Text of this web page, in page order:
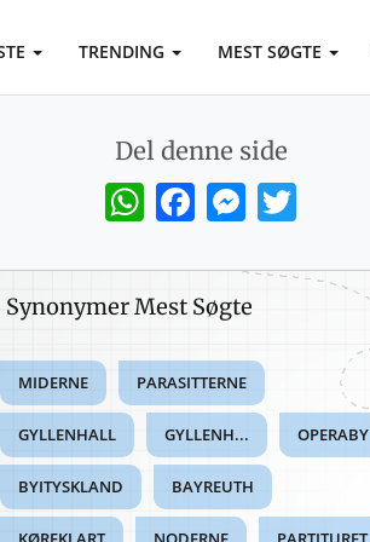
TRENDING MEST SØGTE
Del denne side
WhatsAppFacebookMessenger
Synonymer Mest Søgte
MIDERNE PARASITTERNE
GYLLENHALL GYLLENH... OPERABY
BYITYSKLAND BAYREUTH